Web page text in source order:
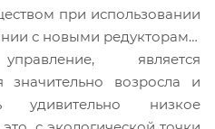
при использовании
с новыми редукторами,
является
значительно возросла и
удивительно низкое